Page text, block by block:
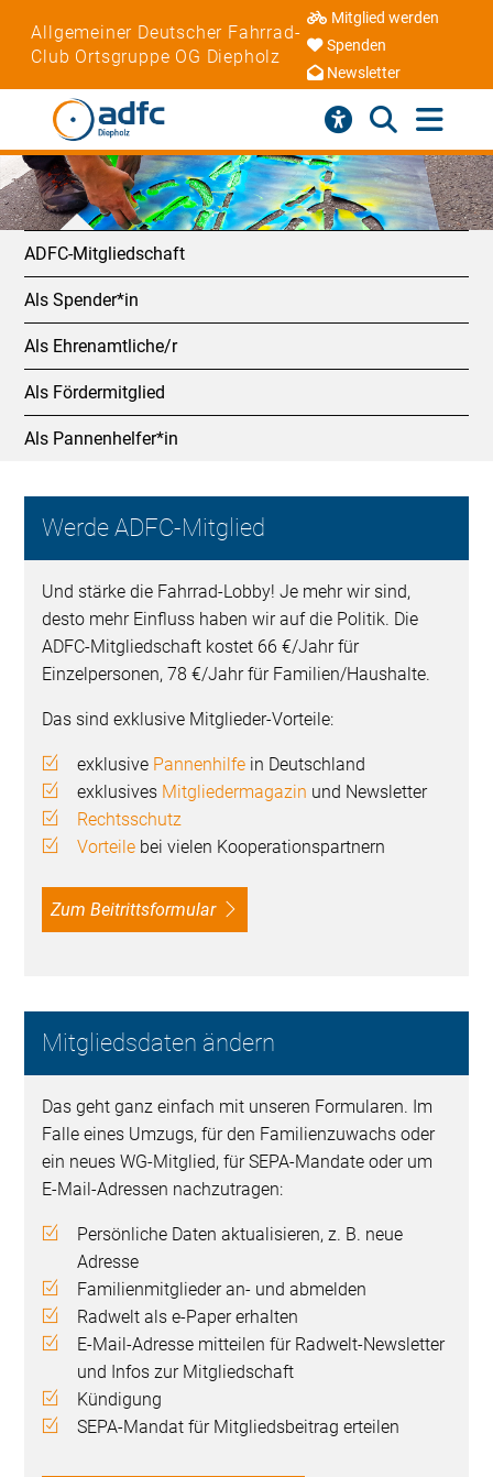
Allgemeiner Deutscher Fahrrad-
Club Ortsgruppe OG Diepholz
Mitglied werden
Spenden
Newsletter
ADFC-Mitgliedschaft
Als Spender*in
Als Ehrenamtliche/r
Als Fördermitglied
Als Pannenhelfer*in
Werde ADFC-Mitglied
Und stärke die Fahrrad-Lobby! Je mehr wir sind,
desto mehr Einfluss haben wir auf die Politik. Die
ADFC-Mitgliedschaft kostet 66 €/Jahr für
Einzelpersonen, 78 €/Jahr für Familien/Haushalte.
Das sind exklusive Mitglieder-Vorteile:
exklusive Pannenhilfe in Deutschland
exklusives Mitgliedermagazin und Newsletter
Rechtsschutz
Vorteile bei vielen Kooperationspartnern
Zum Beitrittsformular
Mitgliedsdaten ändern
Das geht ganz einfach mit unseren Formularen. Im
Falle eines Umzugs, für den Familienzuwachs oder
ein neues WG-Mitglied, für SEPA-Mandate oder um
E-Mail-Adressen nachzutragen:
Persönliche Daten aktualisieren, z. B. neue
Adresse
Familienmitglieder an- und abmelden
Radwelt als e-Paper erhalten
E-Mail-Adresse mitteilen für Radwelt-Newsletter
und Infos zur Mitgliedschaft
Kündigung
SEPA-Mandat für Mitgliedsbeitrag erteilen